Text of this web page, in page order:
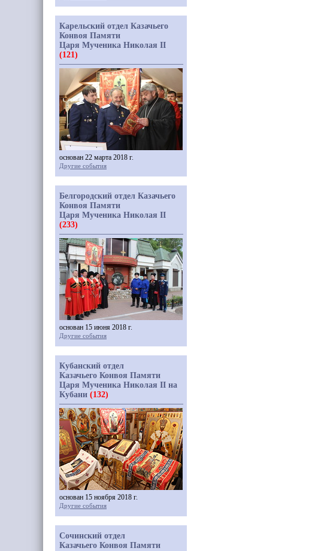
Карельский отдел Казачьего
Конвоя Памяти
Царя Мученика Николая II
(121)
основан 22 марта 2018 г.
Другие события
Белгородский отдел Казачьего
Конвоя Памяти
Царя Мученика Николая II
(233)
основан 15 июня 2018 г.
Другие события
Кубанский отдел
Казачьего Конвоя Памяти
Царя Мученика Николая II на
Кубани (132)
основан 15 ноября 2018 г.
Другие события
Сочинский отдел
Казачьего Конвоя Памяти